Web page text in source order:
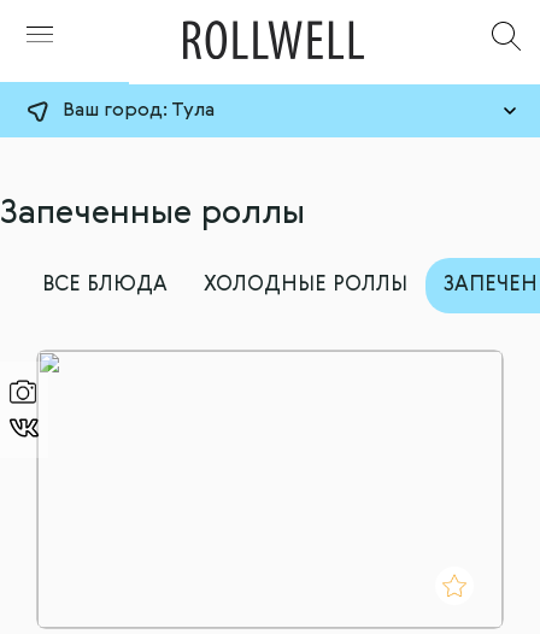
Ваш город: Тула
Запеченные роллы
ВСЕ БЛЮДА ХОЛОДНЫЕ РОЛЛЫ